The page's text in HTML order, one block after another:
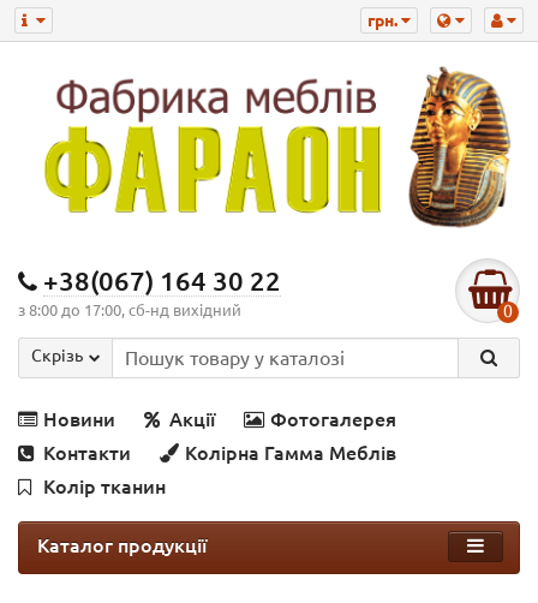
грн.
+38(067) 164 30 22
з 8:00 до 17:00, сб-нд вихідний 0
Скрізь
Новини Акції
Фотогалерея
Контакти
Колірна Гамма Меблів
Колір тканин
Каталог продукції